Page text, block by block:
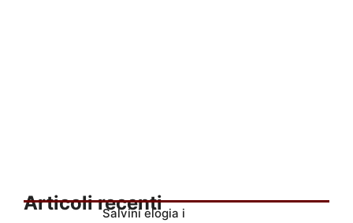
Articoli recenti
Salvini elogia i